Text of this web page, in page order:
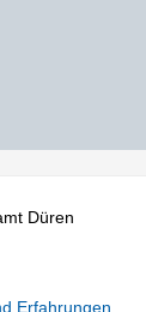
Düren
Erfahrungen